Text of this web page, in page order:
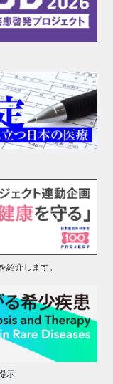
紹介します。
示